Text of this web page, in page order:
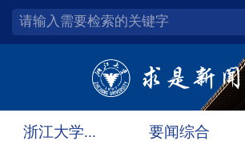
浙江大学... 要闻综合